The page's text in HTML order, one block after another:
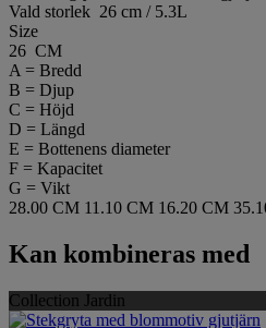
Vald storlek 26 cm / 5.3L
Size
26 CM
A = Bredd
B = Djup
C = Höjd
D = Längd
E = Bottenens diameter
F = Kapacitet
G = Vikt
28.00 CM 11.10 CM 16.20 CM
Kan kombineras med
Collection Jardin